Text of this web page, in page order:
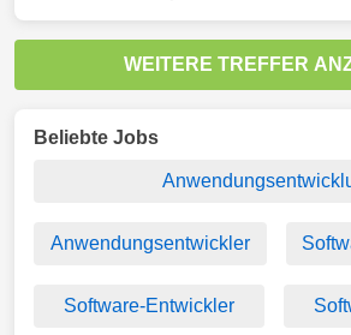
WEITERE TREFFER
Beliebte Jobs
Anwendungsentwickler
Software-Entwickler